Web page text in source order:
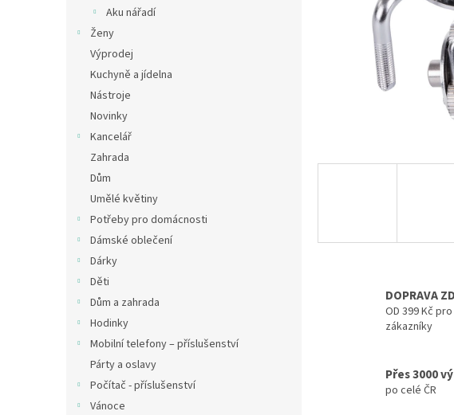
Aku nářadí
Ženy
Výprodej
Kuchyně a jídelna
Nástroje
Novinky
Kancelář
Zahrada
Dům
Umělé květiny
Potřeby pro domácnosti
Dámské oblečení
Dárky
Děti
Dům a zahrada
Hodinky
Mobilní telefony – příslušenství
Párty a oslavy
Počítač - příslušenství
Vánoce
DOPRAVA
OD 399 Kč
zákazníky
Přes 3000
po celé ČR